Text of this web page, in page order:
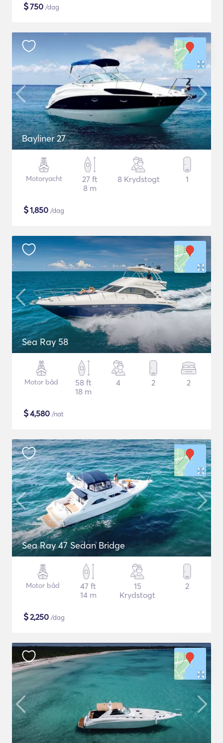
$750 /dag
Bayliner 27
Motoryacht
27 ft
8 m
8 Krydstogt 1
$1,850 /dag
Sea Ray 58
Motor båd
58 ft
18 m
4 2 2
$4,580 /nat
Sea Ray 47 Sedan Bridge
Motor båd
47 ft
14 m
15
Krydstogt
2
$2,250 /dag